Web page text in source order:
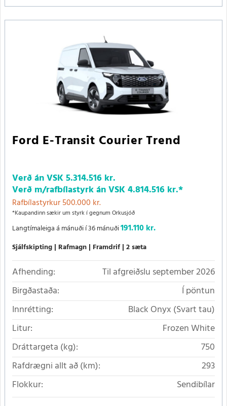
Ford E-Transit Courier Trend
Verð án VSK5.314.516 kr.
Verð m/rafbílastyrkán VSK4.814.516 kr.*
Rafbílastyrkur 500.000 kr.
*Kaupandinn sækir um styrk í gegnum Orkusjóð
Langtímaleiga á mánuði í 36 mánuði191.110 kr.
Sjálfskipting Rafmagn Framdrif 2 sæta
Afhending:
Til afgreiðslu september 2026
Birgðastaða:
Í pöntun
Innrétting:
Black Onyx (Svart tau)
Litur:
Frozen White
Dráttargeta (kg):
750
Rafdrægni allt að (km):
293
Flokkur:
Sendibílar